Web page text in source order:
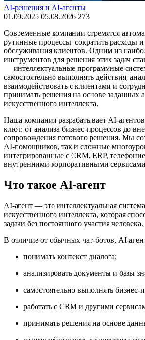
AI-решения и AI-агенты
01.09.2025 05.08.2026 273
Современные компании стремятся
рутинные процессы, сократить расходы и
обслуживания клиентов. Одним из
инструментов для решения этих задач
— интеллектуальные программные
самостоятельно выполнять действия,
взаимодействовать с клиентами и
принимать решения на основе заданных
искусственного интеллекта.
Наша компания разрабатывает AI-
ключ: от анализа бизнес-процессов до
сопровождения готового решения. Мы
AI-помощников, так и сложные
интегрированные с CRM, ERP,
внутренними корпоративными
Что такое AI-агент
AI-агент — это интеллектуальная
искусственного интеллекта, которая
задачи без постоянного участия человека.
В отличие от обычных чат-ботов, AI-
понимать контекст диалога;
анализировать документы и базы
самостоятельно выполнять бизнес-
работать с CRM и другими
принимать решения на основе